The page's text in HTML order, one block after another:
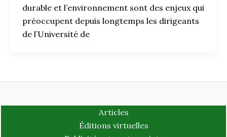
durable et l’environnement sont des enjeux qui
préoccupent depuis longtemps les dirigeants
de l’Université de
Articles
Éditions virtuelles